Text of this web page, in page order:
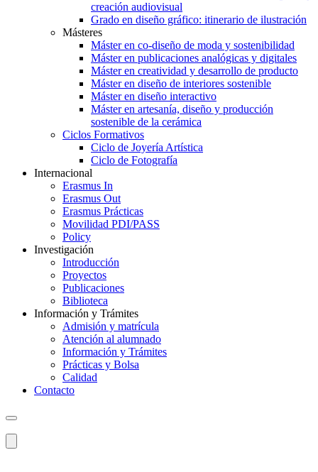
creación audiovisual
Grado en diseño gráfico: itinerario de ilustración
Másteres
Máster en co-diseño de moda y sostenibilidad
Máster en publicaciones analógicas y digitales
Máster en creatividad y desarrollo de producto
Máster en diseño de interiores sostenible
Máster en diseño interactivo
Máster en artesanía, diseño y producción
sostenible de la cerámica
Ciclos Formativos
Ciclo de Joyería Artística
Ciclo de Fotografía
Internacional
Erasmus In
Erasmus Out
Erasmus Prácticas
Movilidad PDI/PASS
Policy
Investigación
Introducción
Proyectos
Publicaciones
Biblioteca
Información y Trámites
Admisión y matrícula
Atención al alumnado
Información y Trámites
Prácticas y Bolsa
Calidad
Contacto